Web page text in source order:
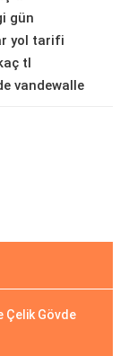
gün
yol tarifi
tl
vandewalle
Çelik Gövde